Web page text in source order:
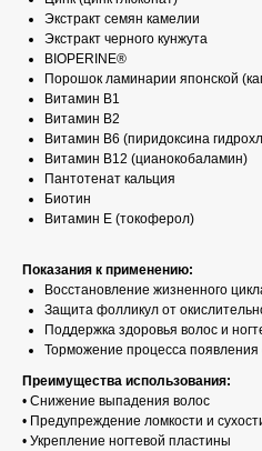
Экстракт семян камелии
Экстракт черного кунжута
BIOPERINE®
Порошок ламинарии японской
Витамин B1
Витамин В2
Витамин B6 (пиридоксина
Витамин B12 (цианокобаламин)
Пантотенат кальция
Биотин
Витамин Е (токоферол)
Показания к применению:
Восстановление жизненного
Защита фолликул от
Поддержка здоровья волос и
Торможение процесса появления
Преимущества использования:
• Снижение выпадения волос
• Предупреждение ломкости и
• Укрепление ногтевой пластины